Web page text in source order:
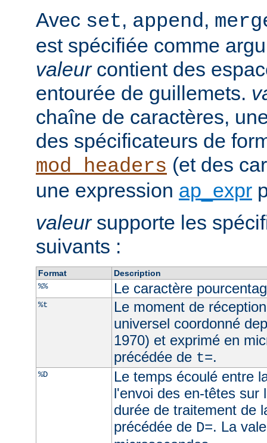
Avec set, append,
est spécifiée comme
valeurcontient des
entourée de guillemets.
chaîne de caractères,
des spécificateurs de
mod_headers (et des
une expression ap_expr
valeursupporte les
suivants :
Format
Description
%%
Le caractère
%t
Le moment de
universel coordonné
1970) et exprimé en
précédée de t=.
%D
Le temps écoulé entre
l'envoi des en-têtes sur
durée de traitement de
précédée de D=. La